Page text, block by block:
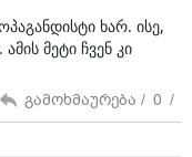
ხარ. ისე,
მეტი ჩვენ კი
გამოხმაურება / 0 /